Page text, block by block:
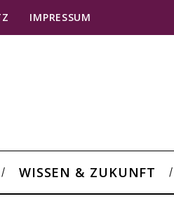
IMPRESSUM
WISSEN & ZUKUNFT